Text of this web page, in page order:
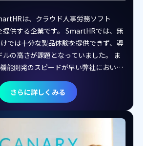
は、クラウド人事労務ソフト
提供する企業です。 SmartHRでは、無
では十分な製品体験を提供できず、導
の高さが課題となっていました。 ま
能開発のスピードが早い弊社において
用意してもすぐに情報の鮮度が落ちて
新の運用負荷が高いという課題を抱え
こでPLAINERを導入し、ノーコードで
ンデモをスピーディーに構築・展開し
ネス全体への貢献を実現しました。
さらに詳しくみる